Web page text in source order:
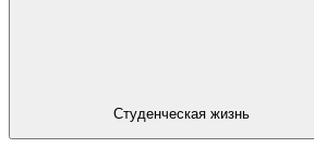
Студенческая жизнь